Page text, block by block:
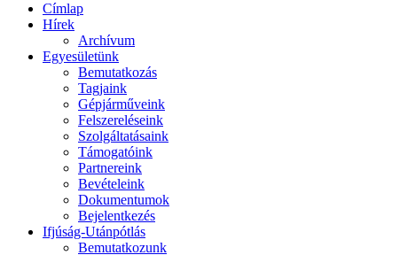
Címlap
Hírek
Archívum
Egyesületünk
Bemutatkozás
Tagjaink
Gépjárműveink
Felszereléseink
Szolgáltatásaink
Támogatóink
Partnereink
Bevételeink
Dokumentumok
Bejelentkezés
Ifjúság-Utánpótlás
Bemutatkozunk